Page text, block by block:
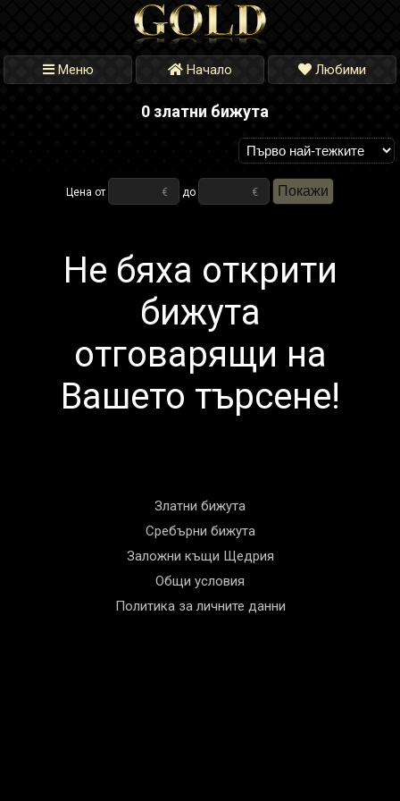
Меню Начало Любими
0 златни бижута
Цена от € до € Покажи
Не бяха открити
бижута
отговарящи на
Вашето търсене!
Златни бижута
Сребърни бижута
Заложни къщи Щедрия
Общи условия
Политика за личните данни